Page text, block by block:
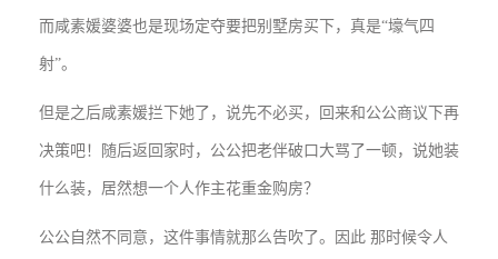
而咸素媛婆婆也是现场定夺要把别墅房买下，真是“壕气四
射”。
但是之后咸素媛拦下她了，说先不必买，回来和公公商议下再
决策吧！随后返回家时，公公把老伴破口大骂了一顿，说她装
什么装，居然想一个人作主花重金购房？
公公自然不同意，这件事情就那么告吹了。因此 那时候令人